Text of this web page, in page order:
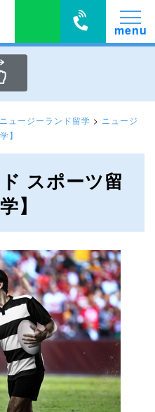
ニュージーランド留学 > ニュージ
】
スポーツ留
】